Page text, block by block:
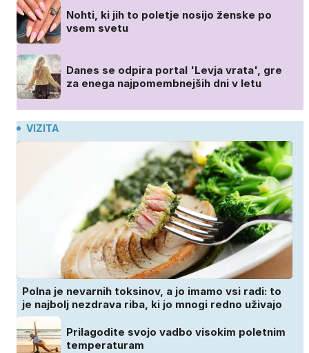
Nohti, ki jih to poletje nosijo ženske po
vsem svetu
Danes se odpira portal 'Levja vrata', gre
za enega najpomembnejših dni v letu
VIZITA
Polna je nevarnih toksinov, a jo imamo vsi radi: to
je najbolj nezdrava riba, ki jo mnogi redno uživajo
Prilagodite svojo vadbo visokim poletnim
temperaturam